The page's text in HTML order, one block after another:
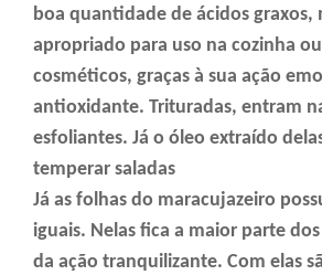
boa quantidade de ácidos graxos,
apropriado para uso na cozinha
cosméticos, graças à sua ação
antioxidante. Trituradas, entram
esfoliantes. Já o óleo extraído
temperar saladas
Já as folhas do maracujazeiro
iguais. Nelas fica a maior parte
da ação tranquilizante. Com elas